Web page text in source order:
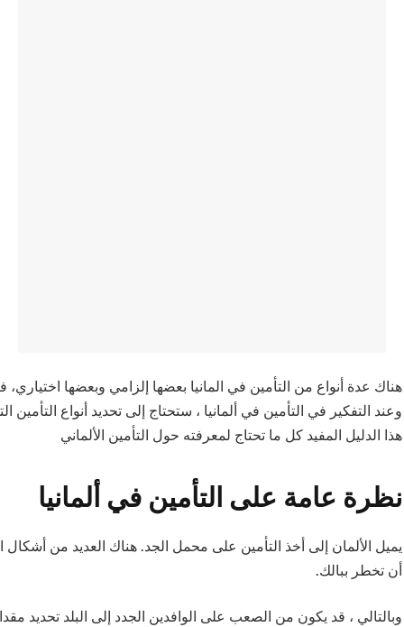
هناك عدة أنواع من التأمين في المانيا بعضها إلزامي وبعضها اختياري،
وعند التفكير في التأمين في ألمانيا ، ستحتاج إلى تحديد أنواع
هذا الدليل المفيد كل ما تحتاج لمعرفته حول التأمين الألماني
نظرة عامة على التأمين في ألمانيا
يميل الألمان إلى أخذ التأمين على محمل الجد. هناك العديد من أشكال
أن تخطر ببالك.
وبالتالي ، قد يكون من الصعب على الوافدين الجدد إلى البلد تحديد